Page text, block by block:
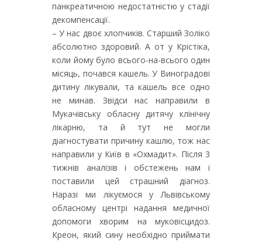
панкреатичною недостатністю у стадії
декомпенсації.
– У нас двоє хлопчиків. Старший Золіко
абсолютно здоровий. А от у Крістіка,
коли йому було всього-на-всього один
місяць, почався кашель. У Виноградові
дитину лікували, та кашель все одно
не минав. Звідси нас направили в
Мукачівську обласну дитячу клінічну
лікарню, та й тут не могли
діагностувати причину кашлю, тож нас
направили у Київ в «Охмадит». Після 3
тижнів аналізів і обстежень нам і
поставили цей страшний діагноз.
Наразі ми лікуємося у Львівському
обласному центрі надання медичної
допомоги хворим на муковісцидоз.
Креон, який сину необхідно приймати